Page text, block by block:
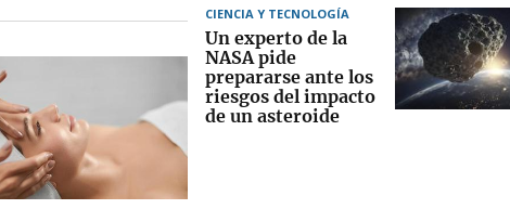
CIENCIA Y TECNOLOGÍA
Un experto de la
NASA pide
prepararse ante los
riesgos del impacto
de un asteroide